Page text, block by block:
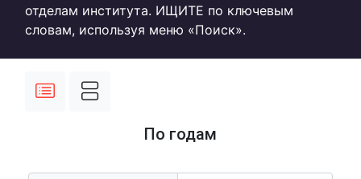
отделам института. ИЩИТЕ по ключевым
словам, используя меню «Поиск».
По годам